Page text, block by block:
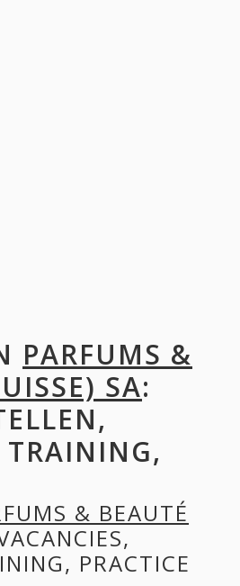
PARFUMS &
SA:
TRAINING,
& BEAUTÉ
PRACTICE